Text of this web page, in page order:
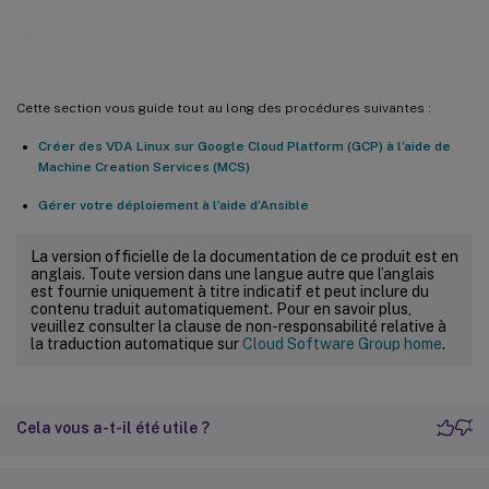
Cette section vous guide tout au long des procédures suivantes :
Créer des VDA Linux sur Google Cloud Platform (GCP) à l’aide de
Machine Creation Services (MCS)
Gérer votre déploiement à l’aide d’Ansible
La version officielle de la documentation de ce produit est en
anglais. Toute version dans une langue autre que l’anglais
est fournie uniquement à titre indicatif et peut inclure du
contenu traduit automatiquement. Pour en savoir plus,
veuillez consulter la clause de non-responsabilité relative à
la traduction automatique surCloud Software Group home.
Cela vous a-t-il été utile ?